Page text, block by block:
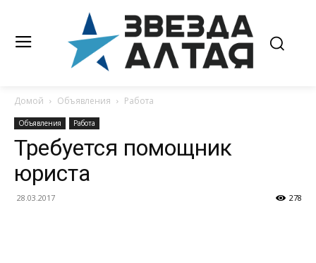
Домой Объявления Работа
Объявления Работа
Требуется помощник
юриста
28.03.2017 278